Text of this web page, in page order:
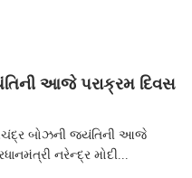
આજે પરાક્રમ દિવસ
બોઝની જયંતિની આજે
નરેન્દ્ર મોદી...